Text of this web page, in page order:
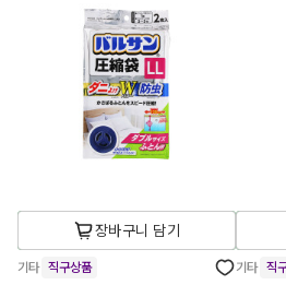
장바구니 담기
기타 직구상품 기타 직